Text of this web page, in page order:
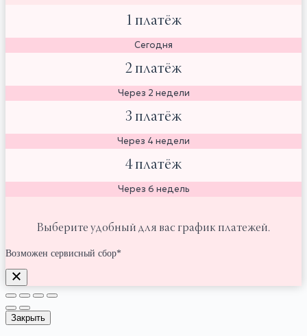
1 платёж
Сегодня
2 платёж
Через 2 недели
3 платёж
Через 4 недели
4 платёж
Через 6 недель
Выберите удобный для вас график платежей.
Возможен сервисный сбор*
Закрыть